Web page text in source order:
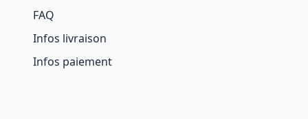
FAQ
Infos livraison
Infos paiement